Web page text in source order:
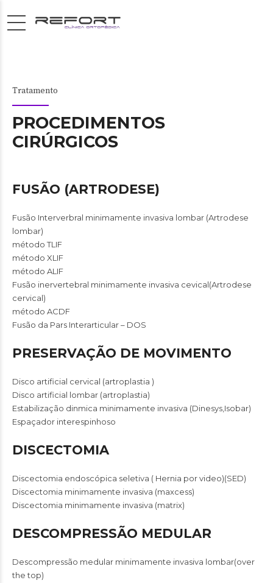
Tratamento
PROCEDIMENTOS
CIRÚRGICOS
FUSÃO (ARTRODESE)
Fusão Interverbral minimamente invasiva lombar (Artrodese
lombar)
método TLIF
método XLIF
método ALIF
Fusão inervertebral minimamente invasiva cevical(Artrodese
cervical)
método ACDF
Fusão da Pars Interarticular – DOS
PRESERVAÇÃO DE MOVIMENTO
Disco artificial cervical (artroplastia )
Disco artificial lombar (artroplastia)
Estabilização dinmica minimamente invasiva (Dinesys,Isobar)
Espaçador interespinhoso
DISCECTOMIA
Discectomia endoscópica seletiva ( Hernia por video)(SED)
Discectomia minimamente invasiva (maxcess)
Discectomia minimamente invasiva (matrix)
DESCOMPRESSÃO MEDULAR
Descompressão medular minimamente invasiva lombar(over
the top)